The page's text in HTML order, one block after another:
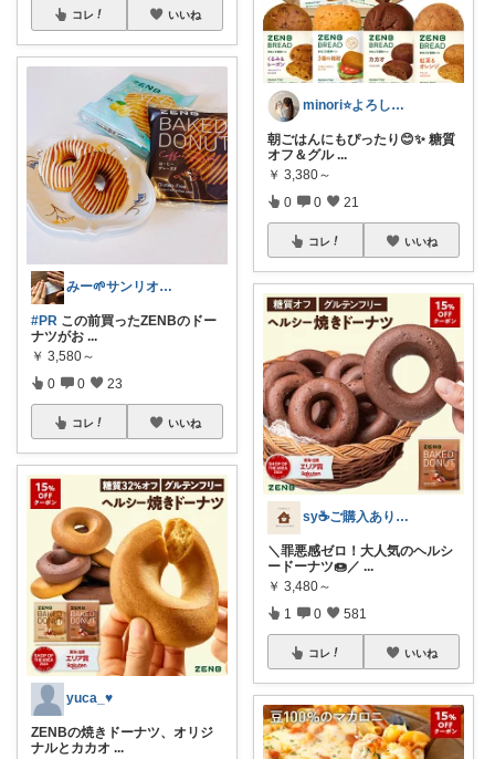
コレ いいね
みー🌱サンリオ好き2boysママ
#PR この前買ったZENBのドー
ナツがお ...
￥ 3,580～
0 0 23
コレ いいね
yuca_♥
ZENBの焼きドーナツ、オリジ
ナルとカカオ ...
minori⭐️よろしくお願いします💕
朝ごはんにもぴったり😊✨ 糖質
オフ＆グル ...
￥ 3,380～
0 0 21
コレ いいね
sy☕️ご購入ありがとうございます😌
＼罪悪感ゼロ！大人気のヘルシ
ードーナツ🍩／ ...
￥ 3,480～
1 0 581
コレ いいね